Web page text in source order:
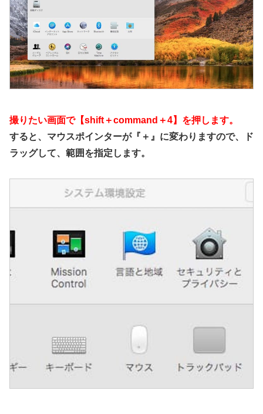
撮りたい画面で【shift＋command＋4】を押します。
すると、マウスポインターが『＋』に変わりますので、ド
ラッグして、範囲を指定します。